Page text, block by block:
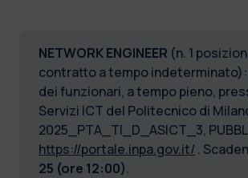
NETWORK ENGINEER (n. 1
contratto a tempo indeterminato):
dei funzionari, a tempo pieno,
Servizi ICT del Politecnico di
2025_PTA_TI_D_ASICT_3,
https://portale.inpa.gov.it/ .
25 (ore 12:00).